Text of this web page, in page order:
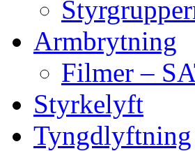
Armbrytning
Filmer –
Styrkelyft
Tyngdlyftning